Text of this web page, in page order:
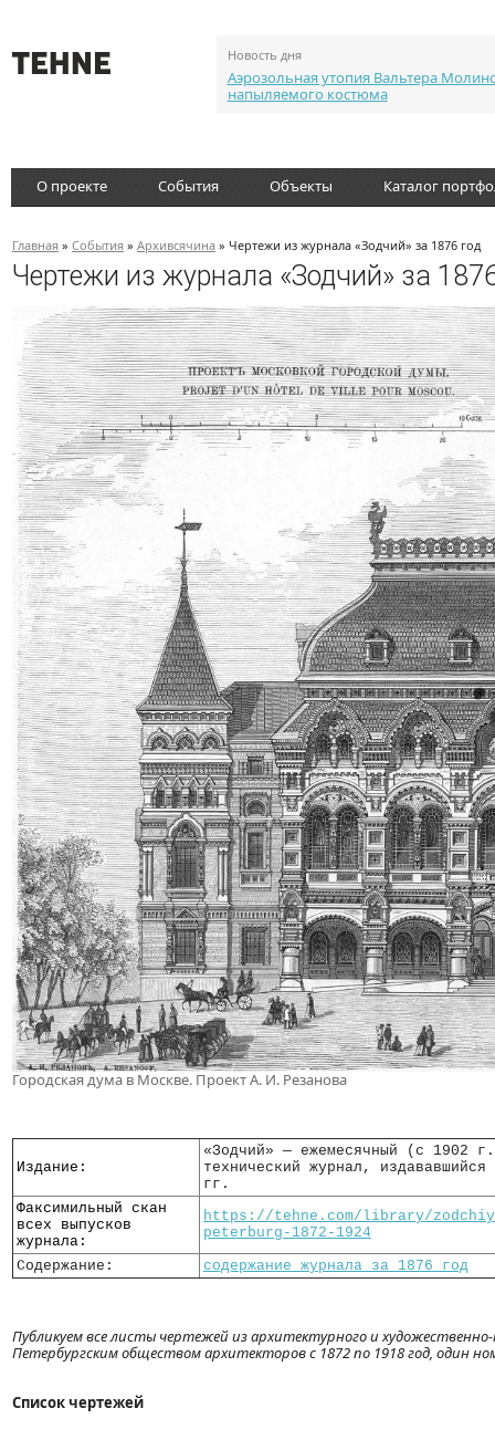
Новость дня
Аэрозольная утопия Вальтера
напыляемого костюма
О проекте События Объекты Каталог
Главная » События » Архивсячина » Чертежи из журнала «Зодчий» за 1876 год
Чертежи из журнала «Зодчий» за
Городская дума в Москве. Проект А. И. Резанова
Издание:
«Зодчий» — ежемесячный (с 1902
технический журнал,
гг.
Факсимильный скан
всех выпусков
журнала:
https://tehne.com/library/
peterburg-1872-1924
Содержание:
содержание журнала за 1876 год
Публикуем все листы чертежей из архитектурного и
Петербургским обществом архитекторов с 1872 по 1918 год, один
Список чертежей